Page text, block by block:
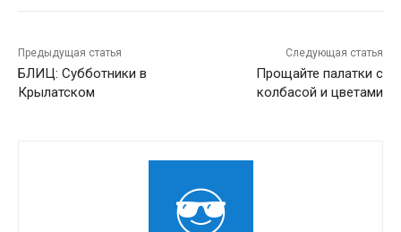
Предыдущая статья
БЛИЦ: Субботники в
Крылатском
Следующая статья
Прощайте палатки с
колбасой и цветами